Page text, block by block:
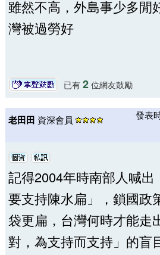
雖然不高，外島事少多閒
灣被過勞好
已有 2位網友鼓勵
老田田 資深會員 發表
記得2004年時南部人喊
要支持陳水扁」，鎖國政
袋更扁，台灣何時才能走
對，為支持而支持」的盲